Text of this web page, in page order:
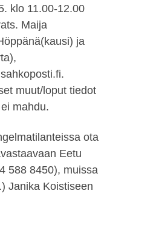
klo 11.00-12.00
Maija
ja
muut/loput tiedot
mahdu.
ota
Eetu
588 8450), muissa
Janika Koistiseen